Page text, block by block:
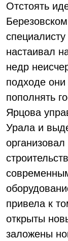
Отстоять
настаивал
недр
подходе они
пополнять
Ярцова
Урала и
привела к
открыты
заложены